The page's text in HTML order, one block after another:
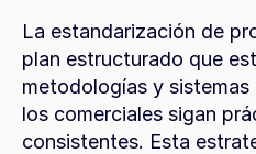
La estandarización de
plan estructurado que
metodologías y
los comerciales sigan
consistentes. Esta